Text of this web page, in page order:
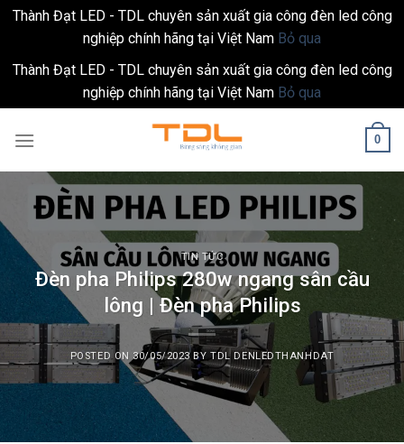
Thành Đạt LED - TDL chuyên sản xuất gia công đèn led công
nghiệp chính hãng tại Việt Nam Bỏ qua
Thành Đạt LED - TDL chuyên sản xuất gia công đèn led công
nghiệp chính hãng tại Việt Nam Bỏ qua
0
TIN TỨC
Đèn pha Philips 280w ngang sân cầu
lông | Đèn pha Philips
POSTED ON 30/05/2023BYTDL DENLEDTHANHDAT